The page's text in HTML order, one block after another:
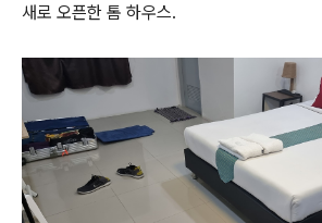
새로 오픈한 톰 하우스.